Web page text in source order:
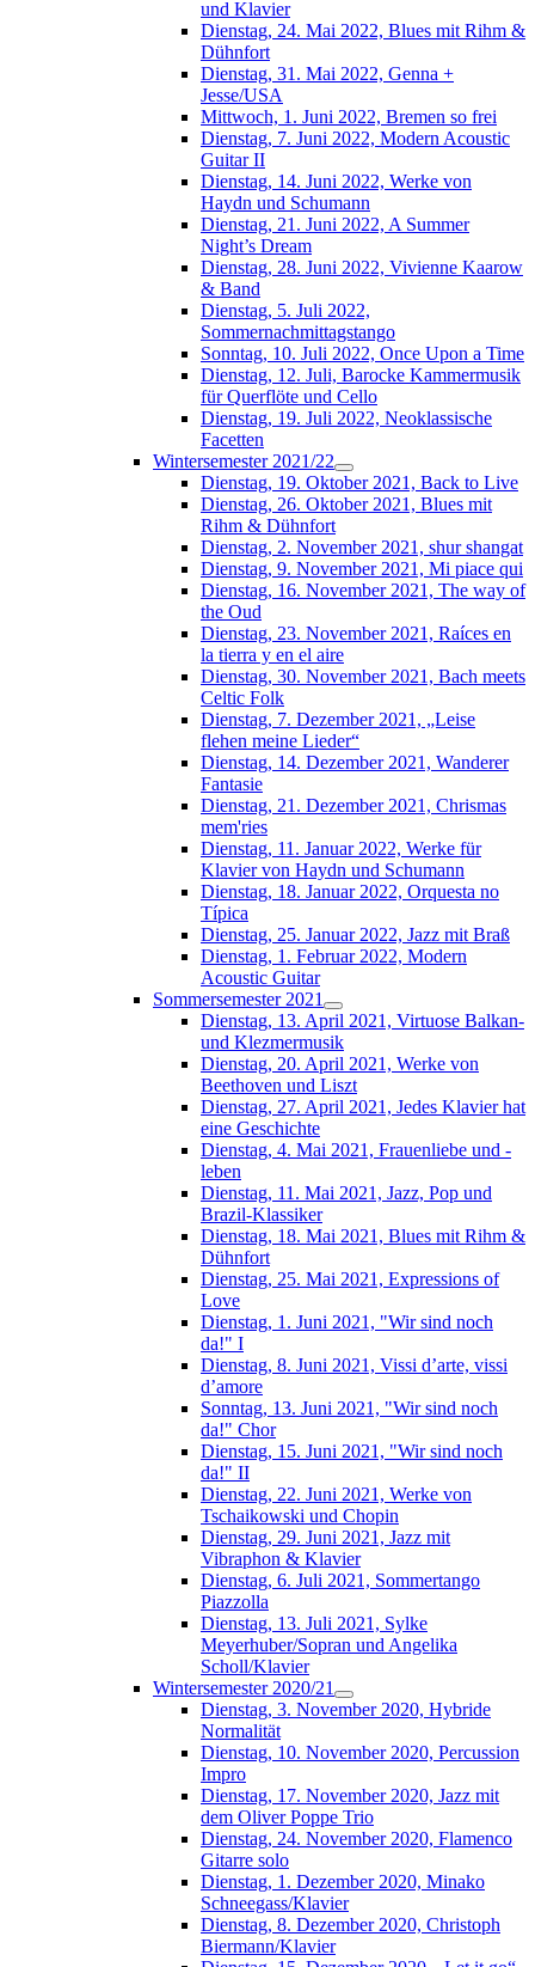
und Klavier
Dienstag, 24. Mai 2022, Blues mit Rihm &
Dühnfort
Dienstag, 31. Mai 2022, Genna +
Jesse/USA
Mittwoch, 1. Juni 2022, Bremen so frei
Dienstag, 7. Juni 2022, Modern Acoustic
Guitar II
Dienstag, 14. Juni 2022, Werke von
Haydn und Schumann
Dienstag, 21. Juni 2022, A Summer
Night’s Dream
Dienstag, 28. Juni 2022, Vivienne Kaarow
& Band
Dienstag, 5. Juli 2022,
Sommernachmittagstango
Sonntag, 10. Juli 2022, Once Upon a Time
Dienstag, 12. Juli, Barocke Kammermusik
für Querflöte und Cello
Dienstag, 19. Juli 2022, Neoklassische
Facetten
Wintersemester 2021/22
Dienstag, 19. Oktober 2021, Back to Live
Dienstag, 26. Oktober 2021, Blues mit
Rihm & Dühnfort
Dienstag, 2. November 2021, shur shangat
Dienstag, 9. November 2021, Mi piace qui
Dienstag, 16. November 2021, The way of
the Oud
Dienstag, 23. November 2021, Raíces en
la tierra y en el aire
Dienstag, 30. November 2021, Bach meets
Celtic Folk
Dienstag, 7. Dezember 2021, „Leise
flehen meine Lieder“
Dienstag, 14. Dezember 2021, Wanderer
Fantasie
Dienstag, 21. Dezember 2021, Chrismas
mem'ries
Dienstag, 11. Januar 2022, Werke für
Klavier von Haydn und Schumann
Dienstag, 18. Januar 2022, Orquesta no
Típica
Dienstag, 25. Januar 2022, Jazz mit Braß
Dienstag, 1. Februar 2022, Modern
Acoustic Guitar
Sommersemester 2021
Dienstag, 13. April 2021, Virtuose Balkan-
und Klezmermusik
Dienstag, 20. April 2021, Werke von
Beethoven und Liszt
Dienstag, 27. April 2021, Jedes Klavier hat
eine Geschichte
Dienstag, 4. Mai 2021, Frauenliebe und -
leben
Dienstag, 11. Mai 2021, Jazz, Pop und
Brazil-Klassiker
Dienstag, 18. Mai 2021, Blues mit Rihm &
Dühnfort
Dienstag, 25. Mai 2021, Expressions of
Love
Dienstag, 1. Juni 2021, "Wir sind noch
da!" I
Dienstag, 8. Juni 2021, Vissi d’arte, vissi
d’amore
Sonntag, 13. Juni 2021, "Wir sind noch
da!" Chor
Dienstag, 15. Juni 2021, "Wir sind noch
da!" II
Dienstag, 22. Juni 2021, Werke von
Tschaikowski und Chopin
Dienstag, 29. Juni 2021, Jazz mit
Vibraphon & Klavier
Dienstag, 6. Juli 2021, Sommertango
Piazzolla
Dienstag, 13. Juli 2021, Sylke
Meyerhuber/Sopran und Angelika
Scholl/Klavier
Wintersemester 2020/21
Dienstag, 3. November 2020, Hybride
Normalität
Dienstag, 10. November 2020, Percussion
Impro
Dienstag, 17. November 2020, Jazz mit
dem Oliver Poppe Trio
Dienstag, 24. November 2020, Flamenco
Gitarre solo
Dienstag, 1. Dezember 2020, Minako
Schneegass/Klavier
Dienstag, 8. Dezember 2020, Christoph
Biermann/Klavier